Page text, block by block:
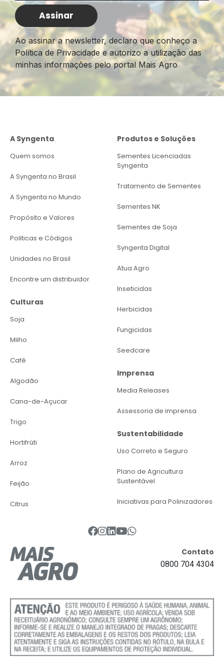
Ao assinar a newsletter, declaro que conheço a
Política de Privacidade e autorizo a utilização das
minhas informações pelo portal Mais Agro
A Syngenta
Quem somos
A Syngenta no Brasil
A Syngenta no Mundo
Propósito e Valores
Politicas e Códigos
Unidades no Brasil
Encontre um distribuidor
Culturas
Soja
Milho
Café
Algodão
Cana-de-Açucar
Trigo
Hortifrúti
Arroz
Feijão
Citrus
Produtos e Soluções
Sementes Licenciadas
Syngenta
Tratamento de Sementes
Sementes NK
Sementes de Soja
Syngenta Digital
Atua Agro
Inseticidas
Herbicidas
Fungicidas
Seedcare
Imprensa
Media Releases
Assessoria de imprensa
Sustentabilidade
Uso Correto e Seguro
Plano de Agricultura
Sustentável
Iniciativas para Polinizadores
Contato
0800 704 4304